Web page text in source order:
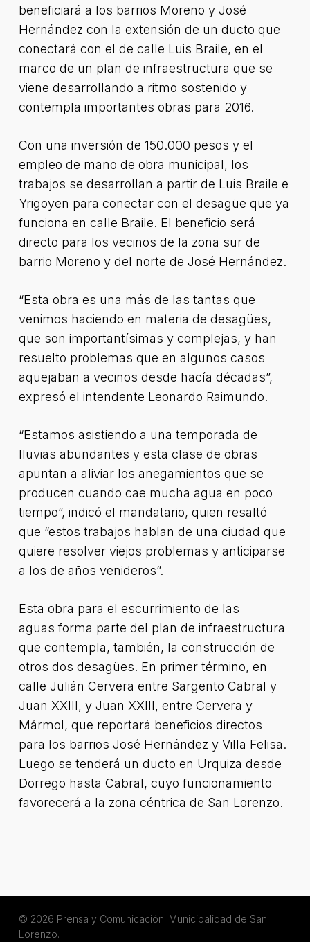
beneficiará a los barrios Moreno y José
Hernández con la extensión de un ducto que
conectará con el de calle Luis Braile, en el
marco de un plan de infraestructura que se
viene desarrollando a ritmo sostenido y
contempla importantes obras para 2016.
Con una inversión de 150.000 pesos y el
empleo de mano de obra municipal, los
trabajos se desarrollan a partir de Luis Braile e
Yrigoyen para conectar con el desagüe que ya
funciona en calle Braile. El beneficio será
directo para los vecinos de la zona sur de
barrio Moreno y del norte de José Hernández.
“Esta obra es una más de las tantas que
venimos haciendo en materia de desagües,
que son importantísimas y complejas, y han
resuelto problemas que en algunos casos
aquejaban a vecinos desde hacía décadas”,
expresó el intendente Leonardo Raimundo.
“Estamos asistiendo a una temporada de
lluvias abundantes y esta clase de obras
apuntan a aliviar los anegamientos que se
producen cuando cae mucha agua en poco
tiempo”, indicó el mandatario, quien resaltó
que “estos trabajos hablan de una ciudad que
quiere resolver viejos problemas y anticiparse
a los de años venideros”.
Esta obra para el escurrimiento de las
aguas forma parte del plan de infraestructura
que contempla, también, la construcción de
otros dos desagües. En primer término, en
calle Julián Cervera entre Sargento Cabral y
Juan XXIII, y Juan XXIII, entre Cervera y
Mármol, que reportará beneficios directos
para los barrios José Hernández y Villa Felisa.
Luego se tenderá un ducto en Urquiza desde
Dorrego hasta Cabral, cuyo funcionamiento
favorecerá a la zona céntrica de San Lorenzo.
© 2026 Prensa y Comunicación. Municipalidad de San
Lorenzo.